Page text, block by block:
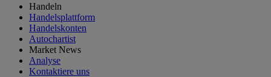
Handeln
Handelsplattform
Handelskonten
Autochartist
Market News
Analyse
Kontaktiere uns